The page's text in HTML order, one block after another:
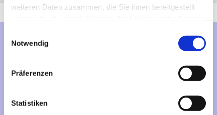
weiteren Daten zusammen, die Sie ihnen bereitgestellt
Notwendig
Präferenzen
Statistiken
Mehr über...
Vertrag widerrufen